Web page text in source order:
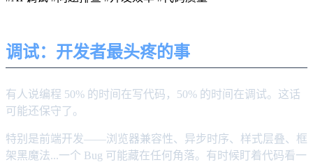
调试：开发者最头疼的事
有人说编程 50% 的时间在写代码，50% 的时间在调试。这话
可能还保守了。
特别是前端开发——浏览器兼容性、异步时序、样式层叠、框
架黑魔法...一个 Bug 可能藏在任何角落。有时候盯着代码看一